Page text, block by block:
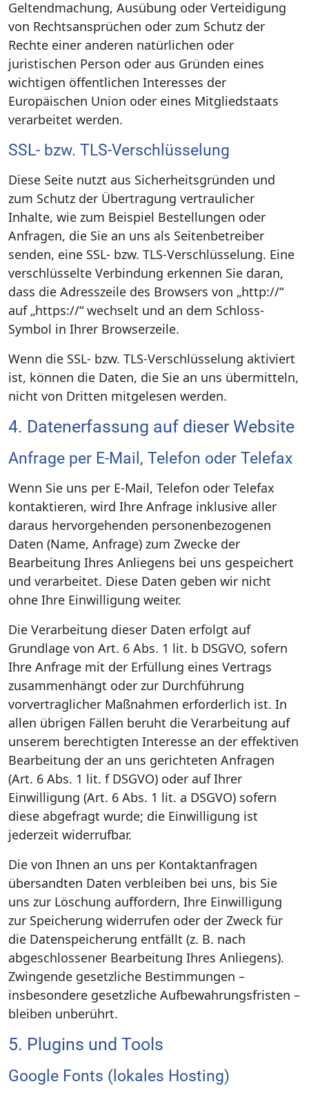
Geltendmachung, Ausübung oder Verteidigung
von Rechtsansprüchen oder zum Schutz der
Rechte einer anderen natürlichen oder
juristischen Person oder aus Gründen eines
wichtigen öffentlichen Interesses der
Europäischen Union oder eines Mitgliedstaats
verarbeitet werden.
SSL- bzw. TLS-Verschlüsselung
Diese Seite nutzt aus Sicherheitsgründen und
zum Schutz der Übertragung vertraulicher
Inhalte, wie zum Beispiel Bestellungen oder
Anfragen, die Sie an uns als Seitenbetreiber
senden, eine SSL- bzw. TLS-Verschlüsselung. Eine
verschlüsselte Verbindung erkennen Sie daran,
dass die Adresszeile des Browsers von „http://“
auf „https://“ wechselt und an dem Schloss-
Symbol in Ihrer Browserzeile.
Wenn die SSL- bzw. TLS-Verschlüsselung aktiviert
ist, können die Daten, die Sie an uns übermitteln,
nicht von Dritten mitgelesen werden.
4. Datenerfassung auf dieser Website
Anfrage per E-Mail, Telefon oder Telefax
Wenn Sie uns per E-Mail, Telefon oder Telefax
kontaktieren, wird Ihre Anfrage inklusive aller
daraus hervorgehenden personenbezogenen
Daten (Name, Anfrage) zum Zwecke der
Bearbeitung Ihres Anliegens bei uns gespeichert
und verarbeitet. Diese Daten geben wir nicht
ohne Ihre Einwilligung weiter.
Die Verarbeitung dieser Daten erfolgt auf
Grundlage von Art. 6 Abs. 1 lit. b DSGVO, sofern
Ihre Anfrage mit der Erfüllung eines Vertrags
zusammenhängt oder zur Durchführung
vorvertraglicher Maßnahmen erforderlich ist. In
allen übrigen Fällen beruht die Verarbeitung auf
unserem berechtigten Interesse an der effektiven
Bearbeitung der an uns gerichteten Anfragen
(Art. 6 Abs. 1 lit. f DSGVO) oder auf Ihrer
Einwilligung (Art. 6 Abs. 1 lit. a DSGVO) sofern
diese abgefragt wurde; die Einwilligung ist
jederzeit widerrufbar.
Die von Ihnen an uns per Kontaktanfragen
übersandten Daten verbleiben bei uns, bis Sie
uns zur Löschung auffordern, Ihre Einwilligung
zur Speicherung widerrufen oder der Zweck für
die Datenspeicherung entfällt (z. B. nach
abgeschlossener Bearbeitung Ihres Anliegens).
Zwingende gesetzliche Bestimmungen –
insbesondere gesetzliche Aufbewahrungsfristen –
bleiben unberührt.
5. Plugins und Tools
Google Fonts (lokales Hosting)